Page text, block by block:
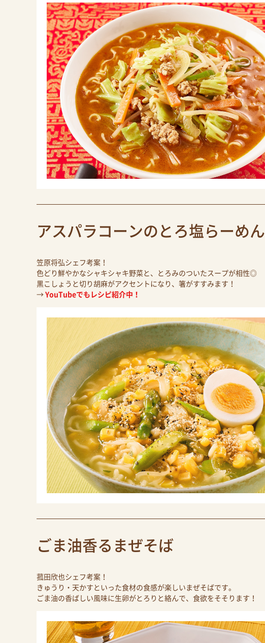
アスパラコーンのとろ塩らーめん
笠原将弘シェフ考案！
色どり鮮やかなシャキシャキ野菜と、とろみのついたスープが相性◎
黒こしょうと切り胡麻がアクセントになり、箸がすすみます！
→ YouTubeでもレシピ紹介中！
ごま油香るまぜそば
菰田欣也シェフ考案！
きゅうり・天かすといった食材の食感が楽しいまぜそばです。
ごま油の香ばしい風味に生卵がとろりと絡んで、食欲をそそります！